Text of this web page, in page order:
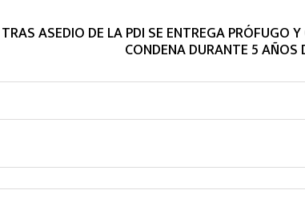
TRAS ASEDIO DE LA PDI SE ENTREGA PRÓFUGO
CONDENA DURANTE 5 AÑOS